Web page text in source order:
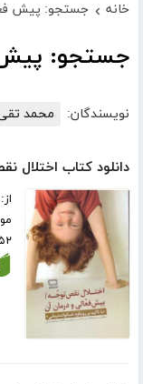
خانه › جستجو: پیش
جستجو: پیش
نویسندگان: محمد
دانلود کتاب اختلال
از:
۱۵۲